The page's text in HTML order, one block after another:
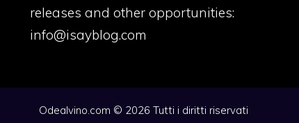
releases and other opportunities:
info@isayblog.com
Odealvino.com © 2026 Tutti i diritti riservati